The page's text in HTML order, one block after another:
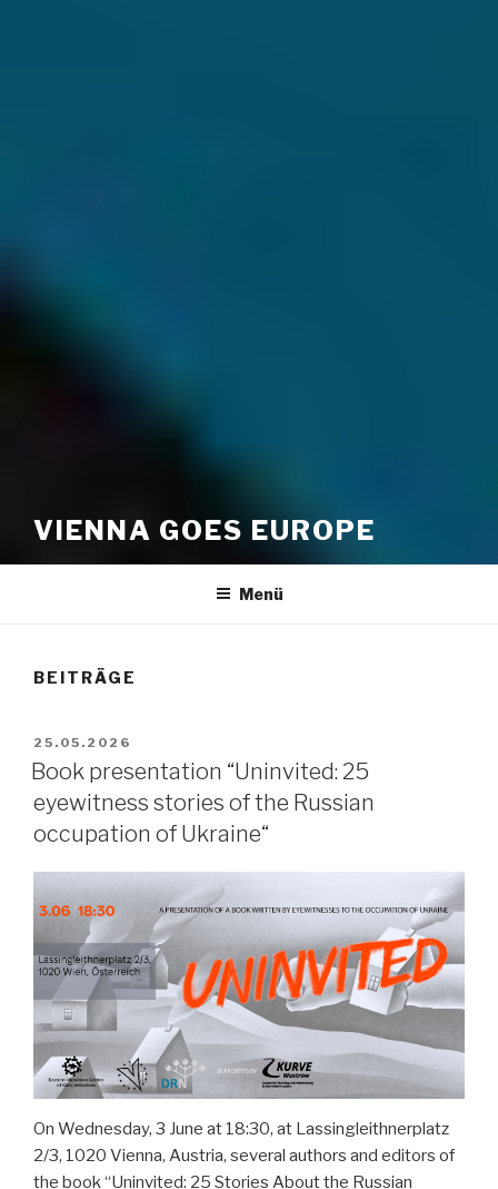
VIENNA GOES EUROPE
Menü
BEITRÄGE
VERÖFFENTLICHT
AM
25.05.2026
Book presentation “Uninvited: 25
eyewitness stories of the Russian
occupation of Ukraine“
On Wednesday, 3 June at 18:30, at Lassingleithnerplatz
2/3, 1020 Vienna, Austria, several authors and editors of
the book “Uninvited: 25 Stories About the Russian